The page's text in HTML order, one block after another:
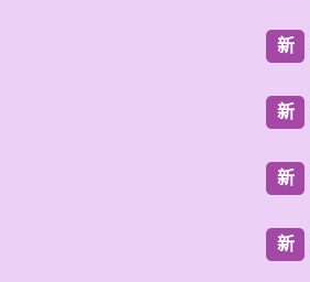
新
新
新
新